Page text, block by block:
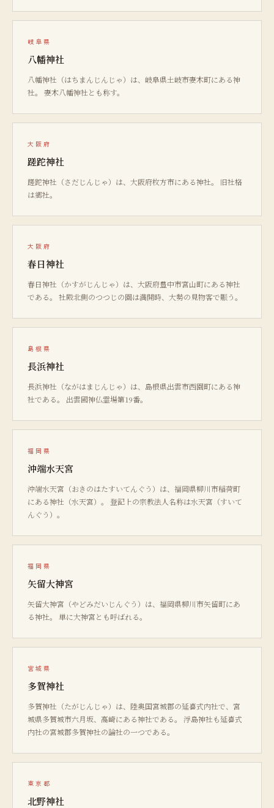
岐阜県
八幡神社
八幡神社（はちまんじんじゃ）は、岐阜県土岐市妻木町にある神
社。 妻木八幡神社とも称す。
大阪府
蹉跎神社
蹉跎神社（さだじんじゃ）は、大阪府枚方市にある神社。 旧社格
は郷社。
大阪府
春日神社
春日神社（かすがじんじゃ）は、大阪府豊中市宮山町にある神社
である。 社殿北側のつつじの園は満開時、大勢の見物客で賑う。
島根県
長浜神社
長浜神社（ながはまじんじゃ）は、島根県出雲市西園町にある神
社である。 出雲國神仏霊場第19番。
福岡県
沖端水天宮
沖端水天宮（おきのはたすいてんぐう）は、福岡県柳川市稲荷町
にある神社（水天宮）。 登記上の宗教法人名称は水天宮（すいて
んぐう）。
福岡県
矢留大神宮
矢留大神宮（やどみだいじんぐう）は、福岡県柳川市矢留町にあ
る神社。 単に大神宮とも呼ばれる。
宮城県
多賀神社
多賀神社（たがじんじゃ）は、陸奥国宮城郡の延喜式内社で、宮
城県多賀城市六月坂、高崎にある神社である。 浮島神社も延喜式
内社の宮城郡多賀神社の論社の一つである。
東京都
北野神社